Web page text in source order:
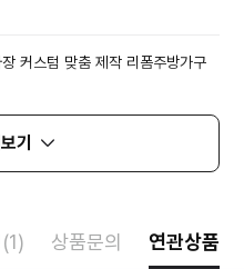
커스텀 맞춤 제작 리폼주방가구
원
기
상품문의 연관상품